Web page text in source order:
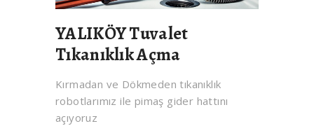
YALIKÖY Tuvalet
Tıkanıklık Açma
Kırmadan ve Dökmeden tıkanıklık
robotlarımız ile pimaş gider hattını
açıyoruz